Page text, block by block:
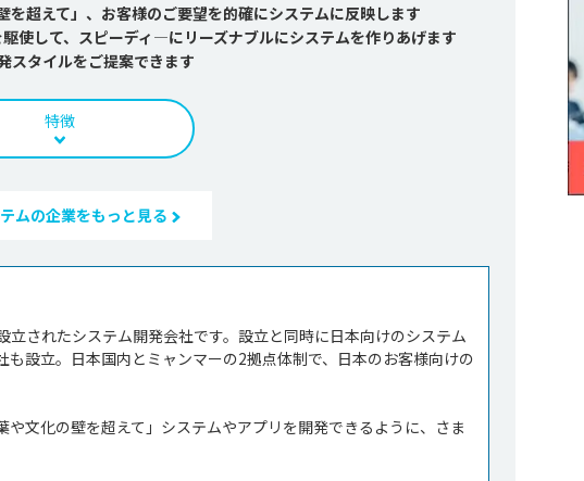
超えて」、お客様のご要望を的確にシステムに反映します
使して、スピーディ―にリーズナブルにシステムを作りあげます
スタイルをご提案できます
特徴
ムの企業をもっと見る
されたシステム開発会社です。設立と同時に日本向けのシステム
設立。日本国内とミャンマーの2拠点体制で、日本のお客様向けの
文化の壁を超えて」システムやアプリを開発できるように、さま